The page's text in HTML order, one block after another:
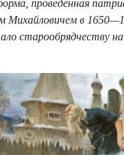
проведённая
Михайловичем в
старообрядчеству